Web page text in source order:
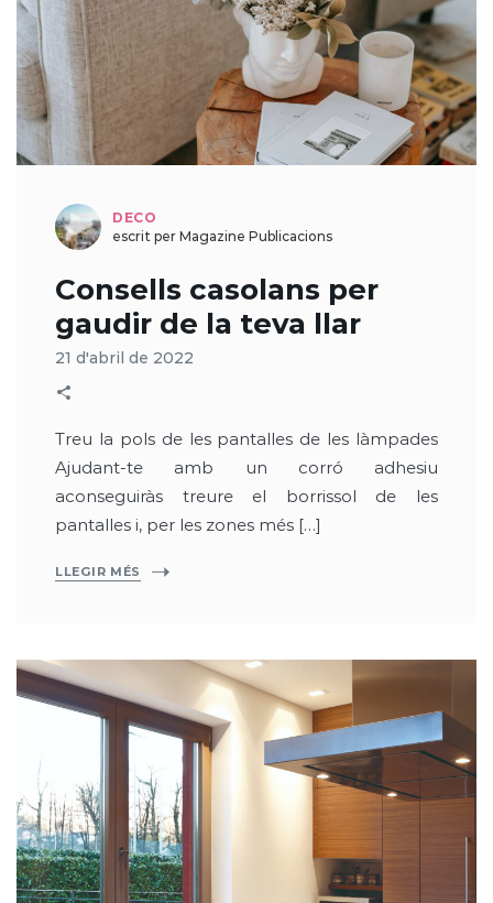
DECO
escrit per Magazine Publicacions
Consells casolans per
gaudir de la teva llar
21 d'abril de 2022
Treu la pols de les pantalles de les làmpades
Ajudant-te amb un corró adhesiu
aconseguiràs treure el borrissol de les
pantalles i, per les zones més […]
LLEGIR MÉS